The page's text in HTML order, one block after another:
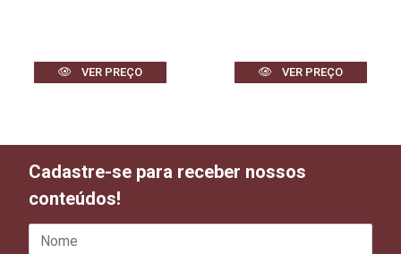
VER PREÇO VER PREÇO
Cadastre-se para receber nossos
conteúdos!